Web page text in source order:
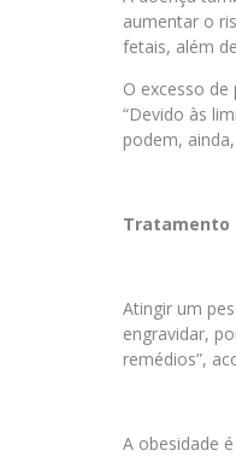
aumentar o
fetais, além
O excesso
“Devido às
podem,
Tratamento
Atingir um
engravidar,
remédios”,
A obesidade